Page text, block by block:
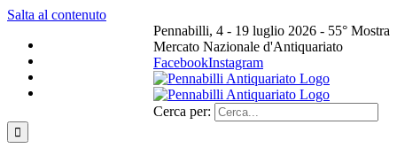
Salta al contenuto
Pennabilli, 4 - 19 luglio 2026 - 55° Mostra
Mercato Nazionale d'Antiquariato
FacebookInstagram
Cerca per: